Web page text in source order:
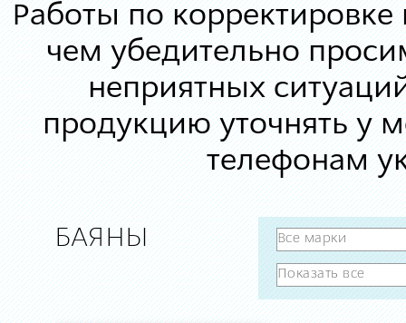
Работы по корректировке
чем убедительно
неприятных
продукцию уточнять у
телефонам
БАЯНЫ